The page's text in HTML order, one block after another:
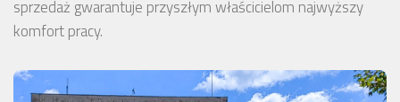
sprzedaż gwarantuje przyszłym właścicielom najwyższy
komfort pracy.